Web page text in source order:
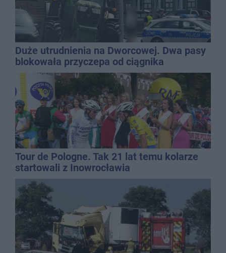
Duże utrudnienia na Dworcowej. Dwa pasy
blokowała przyczepa od ciągnika
Tour de Pologne. Tak 21 lat temu kolarze
startowali z Inowrocławia